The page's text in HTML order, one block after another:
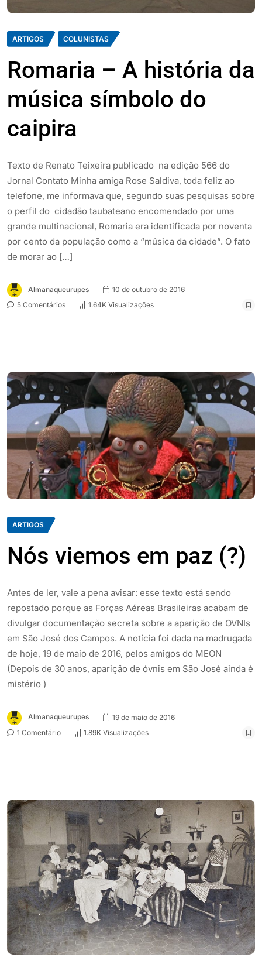
ARTIGOS COLUNISTAS
Romaria – A história da
música símbolo do
caipira
Texto de Renato Teixeira publicado na edição 566 do
Jornal Contato Minha amiga Rose Saldiva, toda feliz ao
telefone, me informava que, segundo suas pesquisas sobre
o perfil do cidadão taubateano encomendado por uma
grande multinacional, Romaria era identificada por noventa
por cento da população como a “música da cidade”. O fato
de morar ao […]
Almanaqueurupes
10 de outubro de 2016
5 Comentários
1.64K Visualizações
ARTIGOS
Nós viemos em paz (?)
Antes de ler, vale a pena avisar: esse texto está sendo
repostado porque as Forças Aéreas Brasileiras acabam de
divulgar documentação secreta sobre a aparição de OVNIs
em São José dos Campos. A notícia foi dada na madrugada
de hoje, 19 de maio de 2016, pelos amigos do MEON
(Depois de 30 anos, aparição de óvnis em São José ainda é
mistério )
Almanaqueurupes
19 de maio de 2016
1 Comentário
1.89K Visualizações